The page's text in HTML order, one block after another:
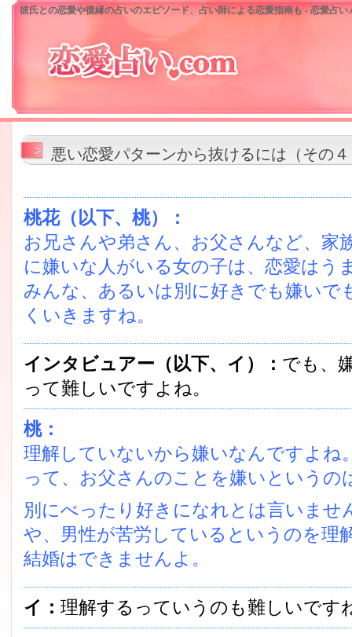
彼氏との恋愛や復縁の占いのエピソード、占い師による恋愛指南も - 恋愛占い
悪い恋愛パターンから抜けるには（その
桃花（以下、桃）：
お兄さんや弟さん、お父さんなど、家
に嫌いな人がいる女の子は、恋愛はう
みんな、あるいは別に好きでも嫌いで
くいきますね。
インタビュアー（以下、イ）： でも、
って難しいですよね。
桃：
理解していないから嫌いなんですよね
って、お父さんのことを嫌いという
別にべったり好きになれとは言いま
や、男性が苦労しているというのを理
結婚はできませんよ。
イ： 理解するっていうのも難しいです